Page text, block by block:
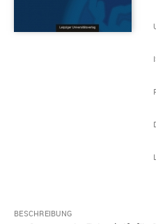
BESCHREIBUNG